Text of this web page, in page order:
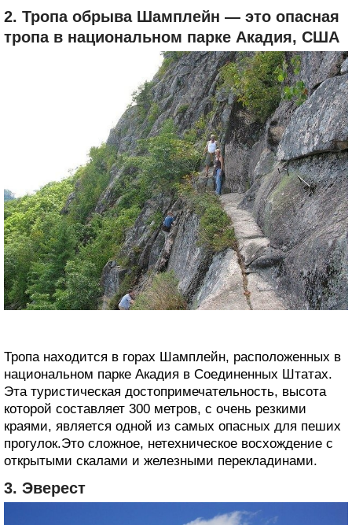
2. Тропа обрыва Шамплейн — это опасная
тропа в национальном парке Акадия, США
Тропа находится в горах Шамплейн, расположенных в
национальном парке Акадия в Соединенных Штатах.
Эта туристическая достопримечательность, высота
которой составляет 300 метров, с очень резкими
краями, является одной из самых опасных для пеших
прогулок.Это сложное, нетехническое восхождение с
открытыми скалами и железными перекладинами.
3. Эверест